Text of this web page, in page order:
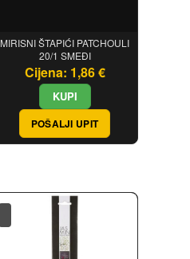
MIRISNI ŠTAPIĆI PATCHOULI
20/1 SMEĐI
Cijena: 1,86 €
POŠALJI UPIT